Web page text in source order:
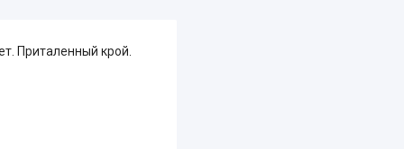
Приталенный крой.